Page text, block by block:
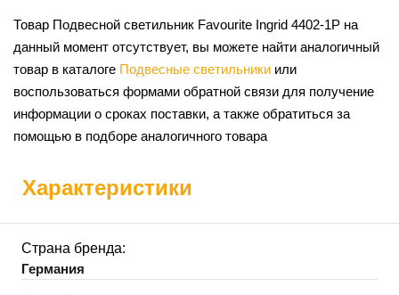
Товар Подвесной светильник Favourite Ingrid 4402-1P на
данный момент отсутствует, вы можете найти аналогичный
товар в каталоге Подвесные светильники или
воспользоваться формами обратной связи для получение
информации о сроках поставки, а также обратиться за
помощью в подборе аналогичного товара
Характеристики
Страна бренда:
Германия